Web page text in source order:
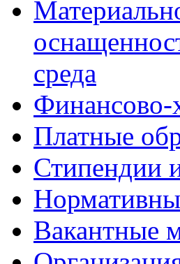
среда
Финансово-
Платные
Стипендии
Вакантные